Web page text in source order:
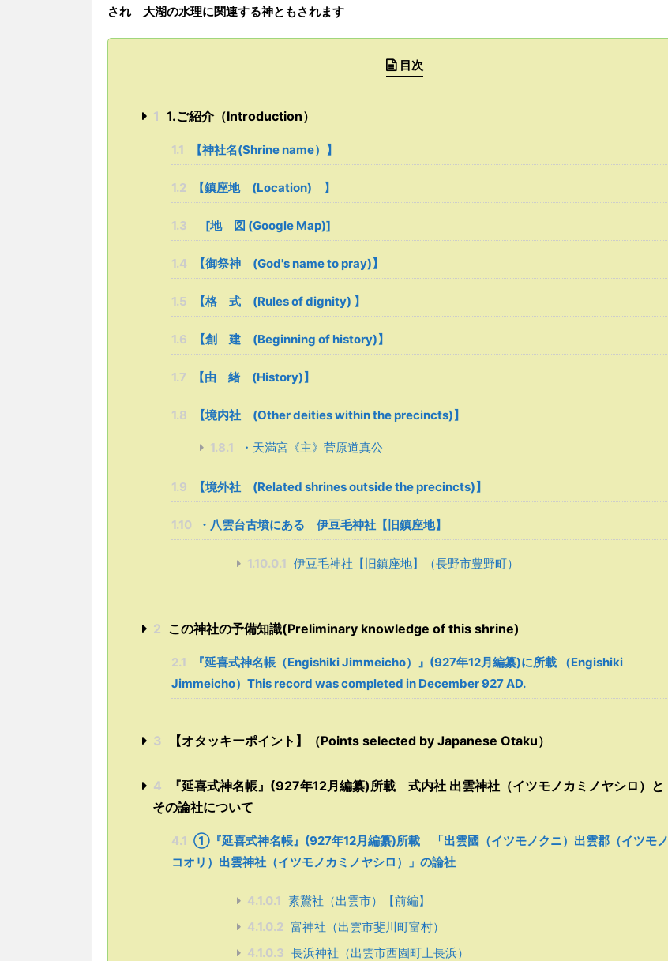
され 大湖の水理に関連する神ともされます
目次
1 1.ご紹介（Introduction）
1.1 【神社名(Shrine name）】
1.2 【鎮座地 (Location) 】
1.3 [地 図 (Google Map)]
1.4 【御祭神 (God's name to pray)】
1.5 【格 式 (Rules of dignity) 】
1.6 【創 建 (Beginning of history)】
1.7 【由 緒 (History)】
1.8 【境内社 (Other deities within the precincts)】
1.8.1 ・天満宮《主》菅原道真公
1.9 【境外社 (Related shrines outside the precincts)】
1.10 ・八雲台古墳にある 伊豆毛神社【旧鎮座地】
1.10.0.1 伊豆毛神社【旧鎮座地】（長野市豊野町）
2 この神社の予備知識(Preliminary knowledge of this shrine)
2.1
『延喜式神名帳（Engishiki Jimmeicho）』(927年12月編纂)に所載 （Engishiki
Jimmeicho）This record was completed in December 927 AD.
3 【オタッキーポイント】（Points selected by Japanese Otaku）
4
『延喜式神名帳』(927年12月編纂)所載 式内社 出雲神社（イツモノカミノヤシロ）と
その論社について
4.1 ①『延喜式神名帳』(927年12月編纂)所載 「出雲國（イツモノクニ）出雲郡（イツモノ
コオリ）出雲神社（イツモノカミノヤシロ）」の論社
4.1.0.1 素鵞社（出雲市）【前編】
4.1.0.2 富神社（出雲市斐川町富村）
4.1.0.3 長浜神社（出雲市西園町上長浜）